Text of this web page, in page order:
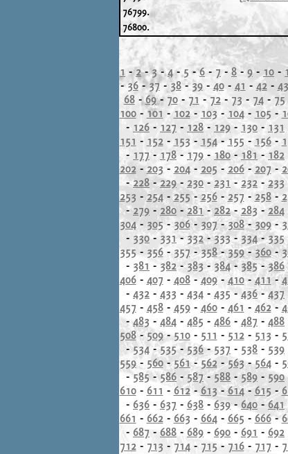
76799.
76800.
1 -2-3-4- 5 -6 - 7 - 8-9- 10 -
-36-37- 38- 39- 40- 41 - 42- 43
68-69- 70- 71 - 72- 73 - 74- 75
100-101 - 102- 103 - 104- 105-
- 126 - 127 - 128 - 129 - 130 - 131
151 - 152- 153 - 154- 155 - 156-
- 177- 178 - 179 - 180- 181 - 182
202-203 - 204- 205 - 206- 207 -
-228 -229- 230 - 231 - 232 - 233
253 - 254-255-256- 257 - 258-
-279 - 280 - 281- 282- 283 - 284
304- 305 -306- 307-308-309-
- 330 - 331-332-333- 334-335
355 - 356-357 -358-359- 360-
- 381 - 382-383 - 384- 385-386
406- 407 - 408- 409-410- 411 -
- 432 - 433 - 434 - 435 - 436- 437
457 - 458- 459- 460- 461 - 462-
-483 - 484 - 485 - 486 - 487 - 488
508- 509-510- 511 - 512- 513 -
-534-535- 536- 537 - 538 - 539
559- 560- 561- 562-563- 564-
-585 - 586 -587 -588 - 589 - 590
610- 611 - 612- 613-614-615 -
- 636 - 637 - 638 - 639- 640 -641
661 - 662- 663 - 664- 665 - 666-
- 687 - 688 - 689 - 690 - 691 - 692
712- 713 - 714- 715- 716- 717 -